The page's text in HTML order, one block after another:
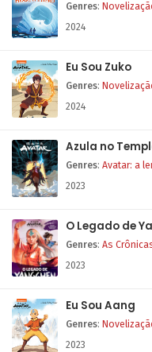
Genres:
2024
Eu Sou Zuko
Genres:
2024
Azula no
Genres: Avatar: a
2023
O Legado de
Genres: As
2023
Eu Sou Aang
Genres:
2023